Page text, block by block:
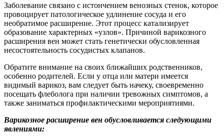
Заболевание связано с истончением венозных стенок, которое
провоцирует патологическое удлинение сосуда и его
необратимое расширение. Этот процесс катализирует
образование характерных «узлов». Причиной варикозного
расширения вен может стать генетически обусловленная
несостоятельность сосудистых клапанов.
Обратите внимание на своих ближайших родственников,
особенно родителей. Если у отца или матери имеется
видимый варикоз, вам следует быть начеку, своевременно
посещать флеболога при наличии тревожных симптомов, а
также заниматься профилактическими мероприятиями.
Варикозное расширение вен обусловливается следующими
явлениями: